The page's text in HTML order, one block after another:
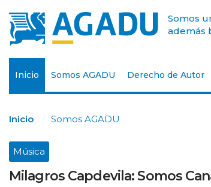
Somos
además
Inicio Somos AGADU Derecho de Autor
Inicio Somos AGADU
Música
Milagros Capdevila: Somos